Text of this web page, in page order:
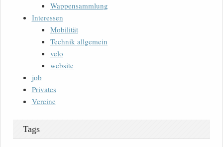
Wappensammlung
Interessen
Mobilität
Technik allgemein
velo
website
job
Privates
Vereine
Tags